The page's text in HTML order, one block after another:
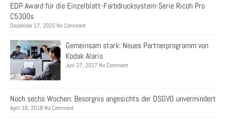
EDP Award für die Einzelblatt-Farbdrucksystem-Serie Ricoh Pro
C5300s
Dezember 17, 2020 No Comment
Gemeinsam stark: Neues Partnerprogramm von
Kodak Alaris
Juni 27, 2017 No Comment
Noch sechs Wochen: Besorgnis angesichts der DSGVO unvermindert
April 18, 2018 No Comment